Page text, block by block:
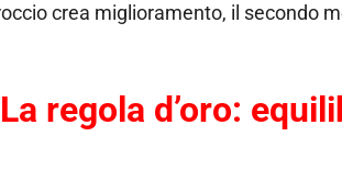
crea miglioramento, il secondo
regola d’oro: